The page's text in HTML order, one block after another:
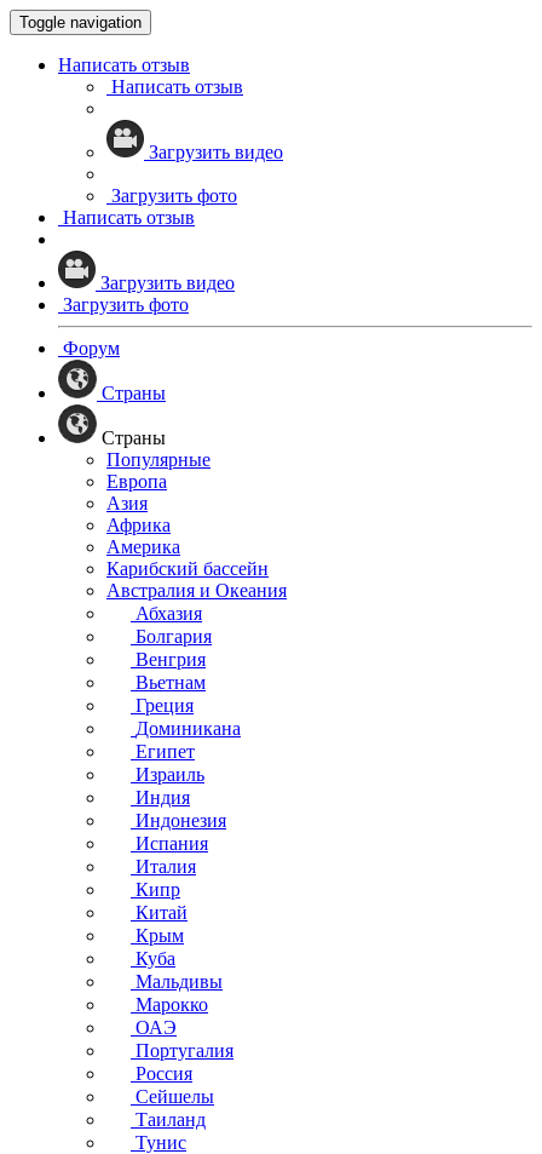
Toggle navigation
Написать отзыв
Написать отзыв
Загрузить видео
Загрузить фото
Написать отзыв
Загрузить видео
Загрузить фото
Форум
Страны
Страны
Популярные
Европа
Азия
Африка
Америка
Карибский бассейн
Австралия и Океания
Абхазия
Болгария
Венгрия
Вьетнам
Греция
Доминикана
Египет
Израиль
Индия
Индонезия
Испания
Италия
Кипр
Китай
Крым
Куба
Мальдивы
Марокко
ОАЭ
Португалия
Россия
Сейшелы
Таиланд
Тунис